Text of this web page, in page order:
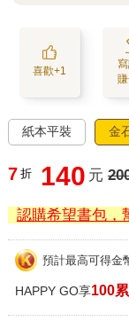
喜歡+1
紙本平裝 金
7 折 140 元
認購希望書包，
預計最高可得金
HAPPY GO享100